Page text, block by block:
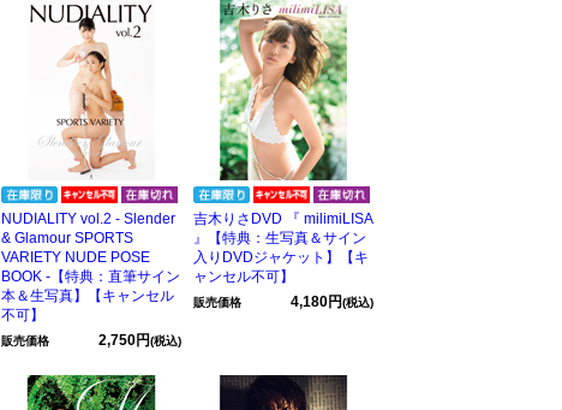
NUDIALITY vol.2 - Slender
& Glamour SPORTS
VARIETY NUDE POSE
BOOK -【特典：直筆サイン
本＆生写真】【キャンセル
不可】
販売価格 2,750円(税込)
吉木りさDVD 『 milimiLISA
』【特典：生写真＆サイン
入りDVDジャケット】【キ
ャンセル不可】
販売価格 4,180円(税込)